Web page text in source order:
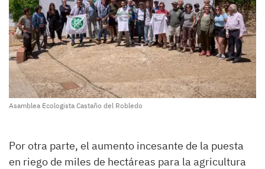
Asamblea Ecologista Castaño del Robledo
Por otra parte, el aumento incesante de la puesta
en riego de miles de hectáreas para la agricultura